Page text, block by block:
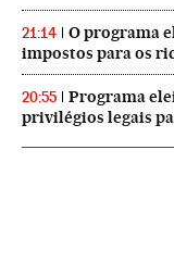
21:14
O programa
impostos para os
20:55
Programa
privilégios legais